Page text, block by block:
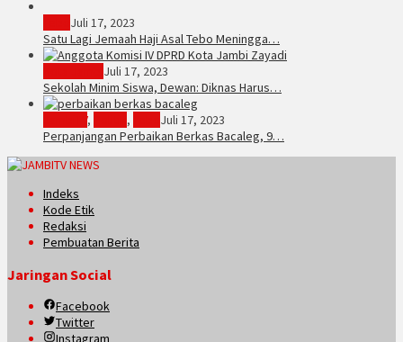
Juli 17, 2023
Satu Lagi Jemaah Haji Asal Tebo Meningga…
Juli 17, 2023
Sekolah Minim Siswa, Dewan: Diknas Harus…
, ,
Juli 17, 2023
Perpanjangan Perbaikan Berkas Bacaleg, 9…
Indeks
Kode Etik
Redaksi
Pembuatan Berita
Jaringan Social
Facebook
Twitter
Instagram